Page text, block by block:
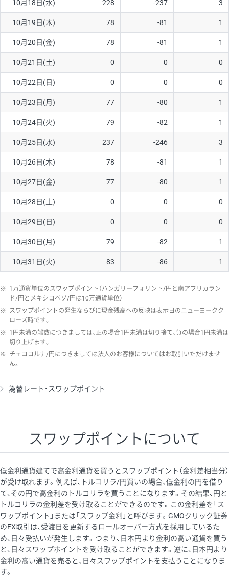
ソ/円は10万通貨単位。
10月18日(水) 228 -237 3
10月19日(木) 78 -81 1
10月20日(金) 78 -81 1
10月21日(土) 0 0 0
10月22日(日) 0 0 0
10月23日(月) 77 -80 1
10月24日(火) 79 -82 1
10月25日(水) 237 -246 3
10月26日(木) 78 -81 1
10月27日(金) 77 -80 1
10月28日(土) 0 0 0
10月29日(日) 0 0 0
10月30日(月) 79 -82 1
10月31日(火) 83 -86 1
※ 1万通貨単位のスワップポイント（ハンガリーフォリント/円と南アフリカラン
ド/円とメキシコペソ/円は10万通貨単位）
※ スワップポイントの発生ならびに現金残高への反映は表示日のニューヨークク
ローズ時です。
※ 1円未満の端数につきましては、正の場合1円未満は切り捨て、負の場合1円未満は
切り上げます。
※ チェココルナ/円につきましては法人のお客様についてはお取引いただけませ
ん。
為替レート・スワップポイント
スワップポイントについて
低金利通貨建てで高金利通貨を買うとスワップポイント（金利差相当分）
が受け取れます。例えば、トルコリラ/円買いの場合、低金利の円を借り
て、その円で高金利のトルコリラを買うことになります。その結果、円と
トルコリラの金利差を受け取ることができるのです。この金利差を「ス
ワップポイント」または「スワップ金利」と呼びます。GMOクリック証券
のFX取引は、受渡日を更新するロールオーバー方式を採用しているた
め、日々受払いが発生します。つまり、日本円より金利の高い通貨を買う
と、日々スワップポイントを受け取ることができます。逆に、日本円より
金利の高い通貨を売ると、日々スワップポイントを支払うことになりま
す。